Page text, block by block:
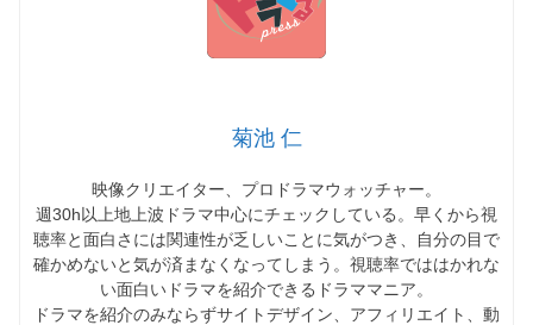
菊池 仁
映像クリエイター、プロドラマウォッチャー。
週30h以上地上波ドラマ中心にチェックしている。早くから視
聴率と面白さには関連性が乏しいことに気がつき、自分の目で
確かめないと気が済まなくなってしまう。視聴率でははかれな
い面白いドラマを紹介できるドラママニア。
ドラマを紹介のみならずサイトデザイン、アフィリエイト、動